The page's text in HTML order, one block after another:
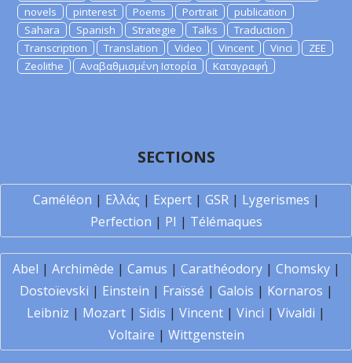
novels
pinterest Poems Portrait
publication
Sahara
Spanish Strategie Talks
Traduction
Transcription
Translation Video Vincent Vinci
ZEE
Zeolithe
Αναβαθμισμένη Ιστορία Καταγραφή
SECTIONS
Caméléon | Ελλάς | Expert| GSR| Lygerismes |
Perfection | PI | Télémaques
Abel | Archimède | Camus | Carathéodory| Chomsky|
Dostoïevski | Einstein | Fraïssé | Galois | Kornaros |
Leibniz | Mozart | Sidis | Vincent | Vinci | Vivaldi |
Voltaire | Wittgenstein